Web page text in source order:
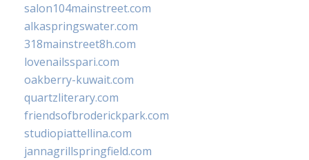
salon104mainstreet.com
alkaspringswater.com
318mainstreet8h.com
lovenailsspari.com
oakberry-kuwait.com
quartzliterary.com
friendsofbroderickpark.com
studiopiattellina.com
jannagrillspringfield.com